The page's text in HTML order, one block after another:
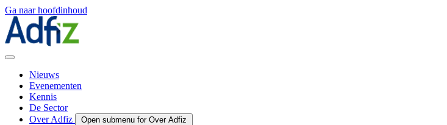
Ga naar hoofdinhoud
Nieuws
Evenementen
Kennis
De Sector
Over Adfiz
Open submenu for Over Adfiz